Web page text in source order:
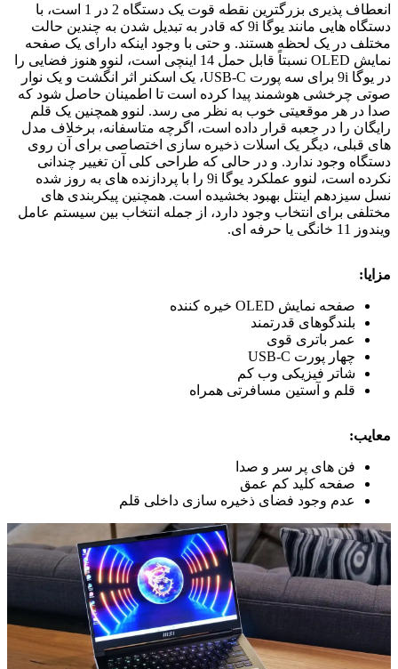
انعطاف پذیری بزرگترین نقطه قوت یک دستگاه 2 در 1 است، با
دستگاه هایی مانند یوگا 9i که قادر به تبدیل شدن به چندین حالت
مختلف در یک لحظه هستند. و حتی با وجود اینکه دارای یک صفحه
نمایش OLED نسبتاً قابل حمل 14 اینچی است، لنوو هنوز فضایی را
در یوگا 9i برای سه پورت USB-C، یک اسکنر اثر انگشت و یک نوار
صوتی چرخشی هوشمند پیدا کرده است تا اطمینان حاصل شود که
صدا در هر موقعیتی خوب به نظر می رسد. لنوو همچنین یک قلم
رایگان را در جعبه قرار داده است، اگرچه متاسفانه، برخلاف مدل
های قبلی، دیگر یک اسلات ذخیره سازی اختصاصی برای آن روی
دستگاه وجود ندارد. و در حالی که طراحی کلی آن تغییر چندانی
نکرده است، لنوو عملکرد یوگا 9i را با پردازنده های به روز شده
نسل سیزدهم اینتل بهبود بخشیده است. همچنین پیکربندی های
مختلفی برای انتخاب وجود دارد، از جمله انتخاب بین سیستم عامل
ویندوز 11 خانگی یا حرفه ای.
مزایا:
صفحه نمایش OLED خیره کننده
بلندگوهای قدرتمند
عمر باتری قوی
چهار پورت USB-C
شاتر فیزیکی وب کم
قلم و آستین مسافرتی همراه
معایب:
فن های پر سر و صدا
صفحه کلید کم عمق
عدم وجود فضای ذخیره سازی داخلی قلم